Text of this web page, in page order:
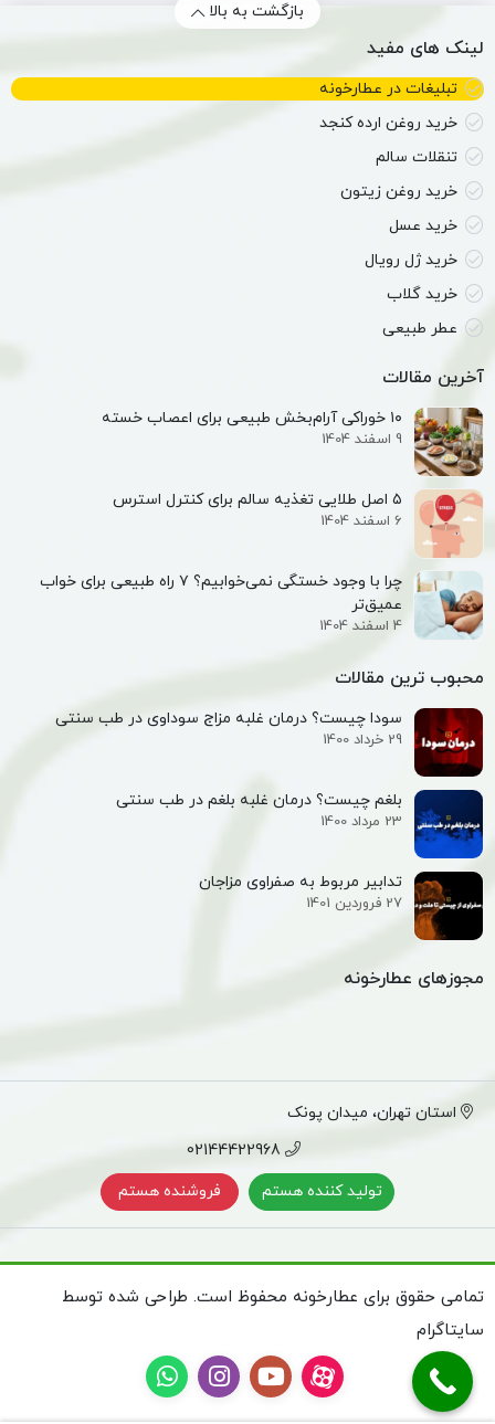
بازگشت به بالا
لینک های مفید
تبلیغات در عطارخونه
خرید روغن ارده کنجد
تنقلات سالم
خرید روغن زیتون
خرید عسل
خرید ژل رویال
خرید گلاب
عطر طبیعی
آخرین مقالات
۱۰ خوراکی آرام‌بخش طبیعی برای اعصاب خسته
9 اسفند 1404
۵ اصل طلایی تغذیه سالم برای کنترل استرس
6 اسفند 1404
چرا با وجود خستگی نمی‌خوابیم؟ ۷ راه طبیعی برای خواب
عمیق‌تر
4 اسفند 1404
محبوب ترین مقالات
سودا چیست؟ درمان غلبه مزاج سوداوی در طب سنتی
29 خرداد 1400
بلغم چیست؟ درمان غلبه بلغم در طب سنتی
23 مرداد 1400
تدابیر مربوط به صفراوی مزاجان
27 فروردین 1401
مجوزهای عطارخونه
استان تهران، میدان پونک
02144422968
تولید کننده هستم
فروشنده هستم
تمامی حقوق برای عطارخونه محفوظ است. طراحی شده توسط
سایتاگرام